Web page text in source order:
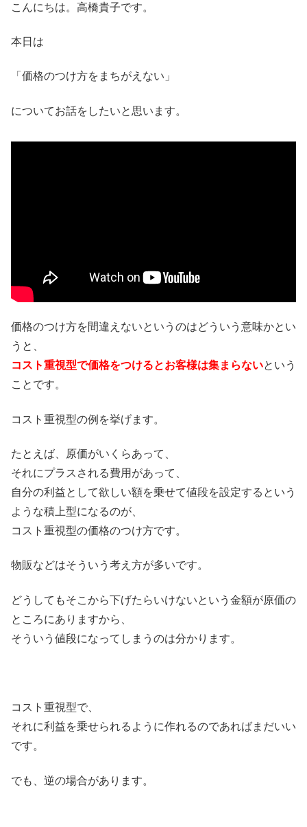
こんにちは。高橋貴子です。
本日は
「価格のつけ方をまちがえない」
についてお話をしたいと思います。
価格のつけ方を間違えないというのはどういう意味かとい
うと、
コスト重視型で価格をつけるとお客様は集まらないという
ことです。
コスト重視型の例を挙げます。
たとえば、原価がいくらあって、
それにプラスされる費用があって、
自分の利益として欲しい額を乗せて値段を設定するという
ような積上型になるのが、
コスト重視型の価格のつけ方です。
物販などはそういう考え方が多いです。
どうしてもそこから下げたらいけないという金額が原価の
ところにありますから、
そういう値段になってしまうのは分かります。
コスト重視型で、
それに利益を乗せられるように作れるのであればまだいい
です。
でも、逆の場合があります。